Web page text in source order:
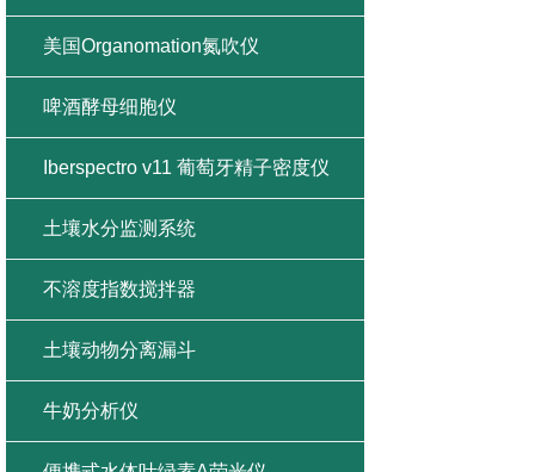
美国Organomation氮吹仪
啤酒酵母细胞仪
Iberspectro v11 葡萄牙精子密度仪
土壤水分监测系统
不溶度指数搅拌器
土壤动物分离漏斗
牛奶分析仪